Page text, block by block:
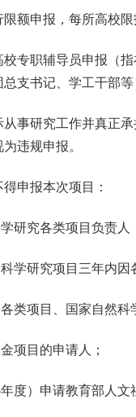
限额申报，每所高校
校专职辅导员申报（
支书记、学工干部
从事研究工作并真正
违规申报。
申报本次项目：
研究各类项目负责人
学研究项目三年内
类项目、国家自然
项目的申请人；
年度）申请教育部人